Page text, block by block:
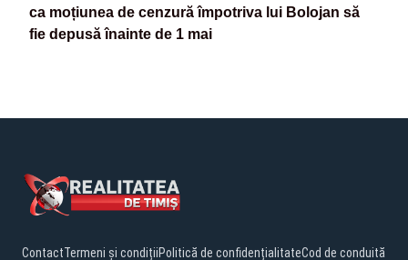
ca moțiunea de cenzură împotriva lui Bolojan să
fie depusă înainte de 1 mai
ContactTermeni și condițiiPolitică de confidențialitateCod de conduită